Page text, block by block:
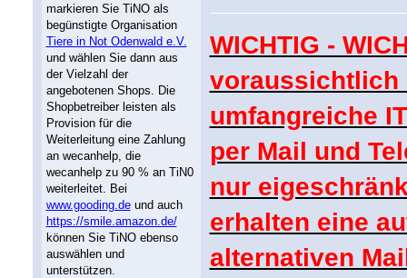
markieren Sie TiNO als
begünstigte Organisation
Tiere in Not Odenwald e.V.
und wählen Sie dann aus
der Vielzahl der
angebotenen Shops. Die
Shopbetreiber leisten als
Provision für die
Weiterleitung eine Zahlung
an wecanhelp, die
wecanhelp zu 90 % an TiN0
weiterleitet. Bei
www.gooding.deund auch
https://smile.amazon.de/
können Sie TiNO ebenso
auswählen und
unterstützen.
WICHTIG -
voraussichtlich
umfangreiche
per Mail und
nur
erhalten eine
alternativen